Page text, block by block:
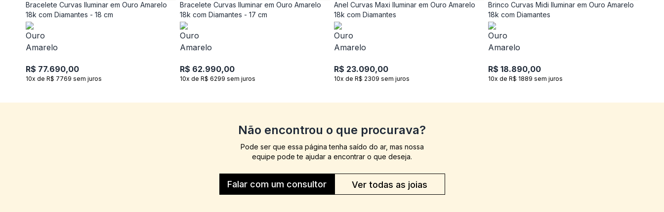
Bracelete Curvas Iluminar em Ouro Amarelo
18k com Diamantes - 18 cm
R$ 77.690,00
10x de R$ 7769 sem juros
Bracelete Curvas Iluminar em Ouro Amarelo
18k com Diamantes - 17 cm
R$ 62.990,00
10x de R$ 6299 sem juros
Anel Curvas Maxi Iluminar em Ouro Amarelo
18k com Diamantes
R$ 23.090,00
10x de R$ 2309 sem juros
Brinco Curvas Midi Iluminar em Ouro Amarelo
18k com Diamantes
R$ 18.890,00
10x de R$ 1889 sem juros
Não encontrou o que procurava?
Pode ser que essa página tenha saído do ar, mas nossa
equipe pode te ajudar a encontrar o que deseja.
Falar com um consultor Ver todas as joias